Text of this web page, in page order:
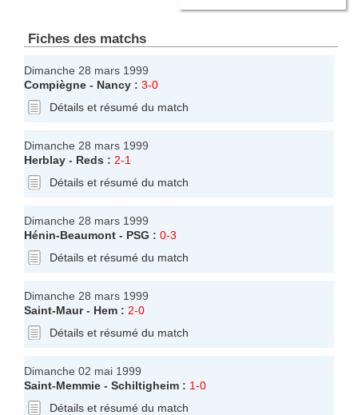
Fiches des matchs
Dimanche 28 mars 1999
Compiègne - Nancy : 3-0
Détails et résumé du match
Dimanche 28 mars 1999
Herblay - Reds : 2-1
Détails et résumé du match
Dimanche 28 mars 1999
Hénin-Beaumont - PSG : 0-3
Détails et résumé du match
Dimanche 28 mars 1999
Saint-Maur- Hem : 2-0
Détails et résumé du match
Dimanche 02 mai 1999
Saint-Memmie - Schiltigheim : 1-0
Détails et résumé du match